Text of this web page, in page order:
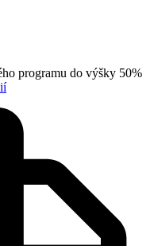
programu do výšky 50%